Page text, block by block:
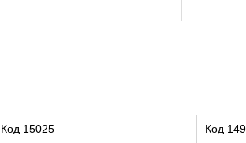
Код 15025 Код